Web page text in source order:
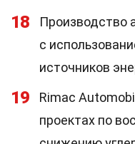
18
Производство
с
источников
19
Rimac
проектах по